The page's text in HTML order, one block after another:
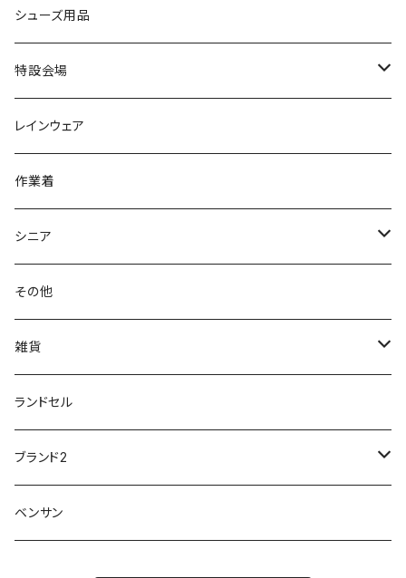
オフィスサンダル
サンダル/クロッグ
作業靴
フォーマル/ビジネス/通学靴
学生靴
ビジネスシューズ
アウトドア/トレッキング
スポーツ
上履き/スリッパ
アキレス Achilles
GIRARE
Field tex
イチマツ
パンジー Pansy
第一ゴム
ミレディ Milady
スミクラ
コンバース CONVERSE
ネウシ NEUSHI
トパーズ TOPAZ
アシックス
スケッチャーズ
ナースシューズ
疲れにくいクッション性能
脱ぎ履き簡単
20190123nsnk
20190211nattack
20200114ncv
20191223nrain
20190106nattack
20190223nkutu
20190501nnf
20200701nmensand
20200721nwsand
20190702caq
シューズ用品
特設会場
悩み解決
膝・腰痛
暑い、足汗、ムレ対策
レインアイテム
レインブーツ
防水シューズ
レインブーツ
アウトドア・トレッキング
動画でご紹介
フォーマル/ビジネス/通学靴
軽量
夏特集
レインウェア
作業着
シニア
カジュアル
カジュアルシューズ
紳士
婦人
その他
雑貨
雨具
傘
ランドセル
ブランド2
ノースフェイス
ベンサン